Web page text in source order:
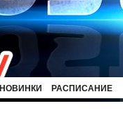
НОВИНКИ РАСПИСАНИЕ